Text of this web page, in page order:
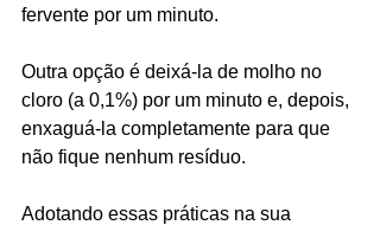
fervente por um minuto.
Outra opção é deixá-la de molho no
cloro (a 0,1%) por um minuto e, depois,
enxaguá-la completamente para que
não fique nenhum resíduo.
Adotando essas práticas na sua